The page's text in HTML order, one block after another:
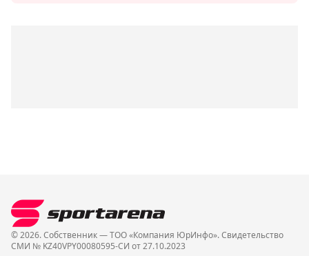
© 2026. Собственник — ТОО «Компания ЮрИнфо». Cвидетельство
СМИ № KZ40VPY00080595-СИ от 27.10.2023